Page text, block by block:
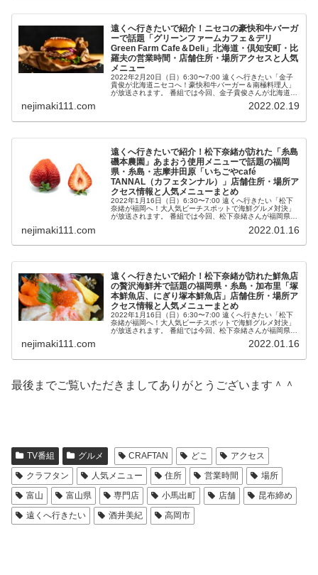
遠くへ行きたいで紹介！ニセコの豪快和牛バーガ
ーで話題「グリーンファームカフェ＆デリ
Green Farm Cafe＆Deli」北海道・倶知安町・比
羅夫の営業時間・店舗住所・場所アクセスと人気
メニュー
2022年2月20日（日）6:30〜7:00 遠くへ行きたい「金子
貴俊が北海道ニセコへ！豪快和牛バーガー＆南極料理人」
が放送されます。 番組では今回、金子貴俊さんが北海道ニ
nejimaki111.com 2022.02.19
遠くへ行きたいで紹介！松下奈緒が訪れた「糸島
磯本農園」あまおう使用メニューで話題の福岡
県・糸島・志摩井田原「いちごやcafé
TANNAL（カフェタンナル）」店舗住所・場所ア
クセス情報と人気メニューまとめ
2022年1月16日（日）6:30〜7:00 遠くへ行きたい「松下
奈緒が福岡へ！大人気ビーチスポットで海鮮グルメ対決」
が放送されます。 番組では今回、松下奈緒さんが福岡県の
nejimaki111.com 2022.01.16
遠くへ行きたいで紹介！松下奈緒が訪れた鮮魚店
の贅沢海鮮丼で話題の福岡県・糸島・加布里「塚
本鮮魚店、にぎり塚本鮮魚店」店舗住所・場所ア
クセス情報と人気メニューまとめ
2022年1月16日（日）6:30〜7:00 遠くへ行きたい「松下
奈緒が福岡へ！大人気ビーチスポットで海鮮グルメ対決」
が放送されます。 番組では今回、松下奈緒さんが福岡県の
nejimaki111.com 2022.01.16
最後までご覧いただきましてありがとうございます＾＾
TV番組 グルメ CRAFTAN どこ
アクセス
クラフタン
人気メニュー 住所 営業時間
場所
富山
富山県 専門店 小馬出町 店舗
昆布締め
遠くへ行きたい
酒井美紀 高岡市